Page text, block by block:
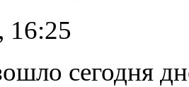
16:25
сегодня